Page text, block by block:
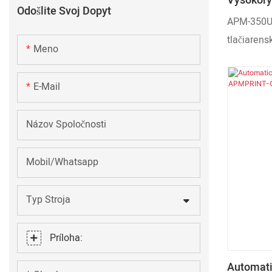
Odošlite Svoj Dopyt
Meno
E-Mail
Názov Spoločnosti
Mobil/Whatsapp
Typ Stroja
Príloha:
APM-
priamu